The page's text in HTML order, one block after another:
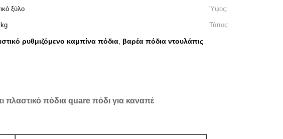
ξύλο Ύψος:
Τύπος:
ρυθμιζόμενο καμπίνα πόδια, βαρέα πόδια ντουλάπις
πλαστικό πόδια quare πόδι για καναπέ